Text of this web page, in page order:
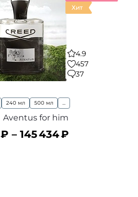
Хит
4.9
457
37
240 мл 500 мл ...
Aventus for him
₽ – 145 434₽